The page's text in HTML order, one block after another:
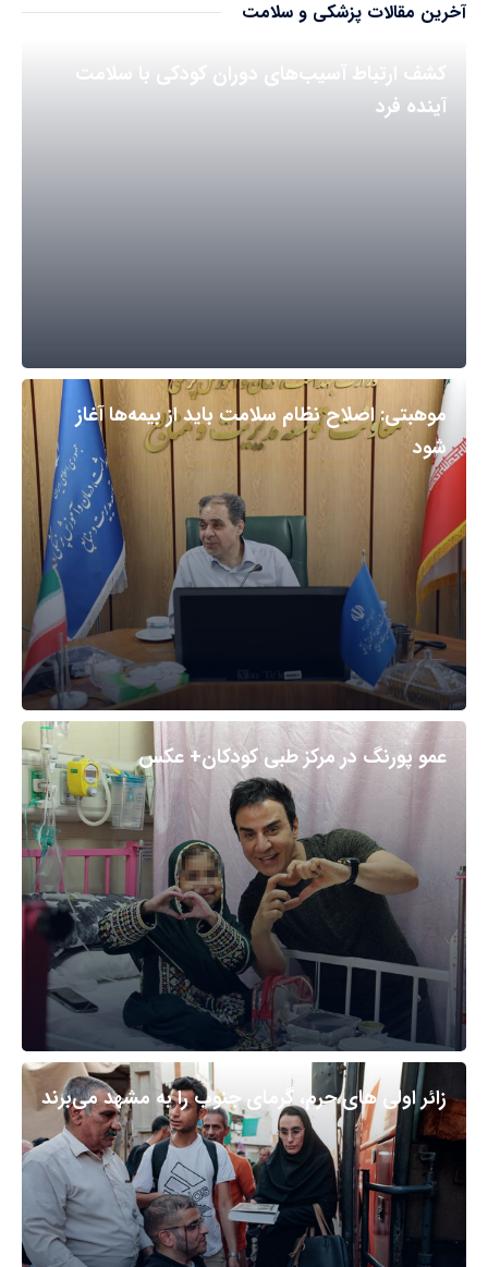
آخرین مقالات پزشکی و سلامت
کشف ارتباط آسیب‌های دوران کودکی با سلامت
آینده فرد
موهبتی: اصلاح نظام سلامت باید از بیمه‌ها آغاز
شود
عمو پورنگ در مرکز طبی کودکان+ عکس
زائر اولی های حرم، گرمای جنوب را به مشهد می‌برند